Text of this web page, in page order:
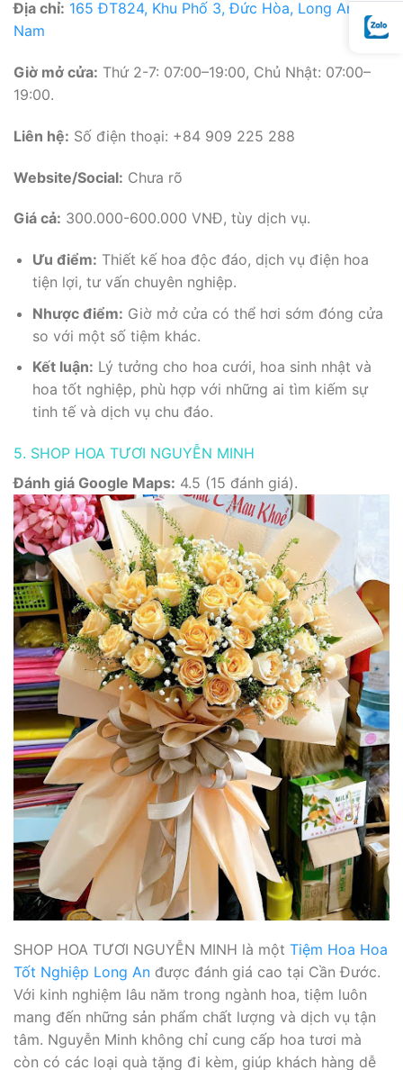
Địa chỉ: 165 ĐT824, Khu Phố 3, Đức Hòa, Long An, Việt
Nam
Giờ mở cửa: Thứ 2-7: 07:00–19:00, Chủ Nhật: 07:00–
19:00.
Liên hệ: Số điện thoại: +84 909 225 288
Website/Social: Chưa rõ
Giá cả: 300.000-600.000 VNĐ, tùy dịch vụ.
Ưu điểm: Thiết kế hoa độc đáo, dịch vụ điện hoa
tiện lợi, tư vấn chuyên nghiệp.
Nhược điểm: Giờ mở cửa có thể hơi sớm đóng cửa
so với một số tiệm khác.
Kết luận: Lý tưởng cho hoa cưới, hoa sinh nhật và
hoa tốt nghiệp, phù hợp với những ai tìm kiếm sự
tinh tế và dịch vụ chu đáo.
5. SHOP HOA TƯƠI NGUYỄN MINH
Đánh giá Google Maps: 4.5 (15 đánh giá).
SHOP HOA TƯƠI NGUYỄN MINH là một Tiệm Hoa Hoa
Tốt Nghiệp Long An được đánh giá cao tại Cần Đước.
Với kinh nghiệm lâu năm trong ngành hoa, tiệm luôn
mang đến những sản phẩm chất lượng và dịch vụ tận
tâm. Nguyễn Minh không chỉ cung cấp hoa tươi mà
còn có các loại quà tặng đi kèm, giúp khách hàng dễ